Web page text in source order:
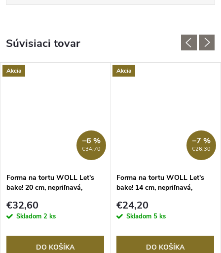
Súvisiaci tovar
Akcia
€34,70
–6 %
Forma na tortu WOLL Let's
bake! 20 cm, nepriľnavá,
€32,60
Skladom 2 ks
DO KOŠÍKA
Akcia
€26,30
–7 %
Forma na tortu WOLL Let's
bake! 14 cm, nepriľnavá,
€24,20
Skladom 5 ks
DO KOŠÍKA